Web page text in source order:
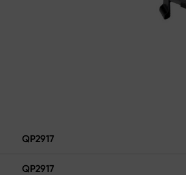
QP2917
QP2917